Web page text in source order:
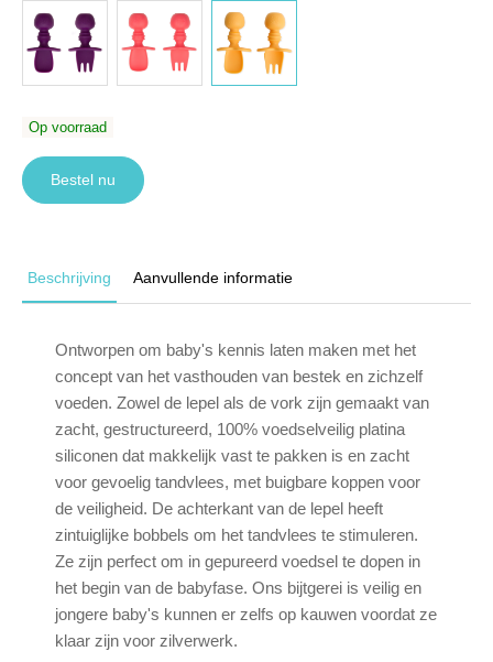
Op voorraad
Bestel nu
Beschrijving Aanvullende informatie
Ontworpen om baby's kennis laten maken met het
concept van het vasthouden van bestek en zichzelf
voeden. Zowel de lepel als de vork zijn gemaakt van
zacht, gestructureerd, 100% voedselveilig platina
siliconen dat makkelijk vast te pakken is en zacht
voor gevoelig tandvlees, met buigbare koppen voor
de veiligheid. De achterkant van de lepel heeft
zintuiglijke bobbels om het tandvlees te stimuleren.
Ze zijn perfect om in gepureerd voedsel te dopen in
het begin van de babyfase. Ons bijtgerei is veilig en
jongere baby's kunnen er zelfs op kauwen voordat ze
klaar zijn voor zilverwerk.